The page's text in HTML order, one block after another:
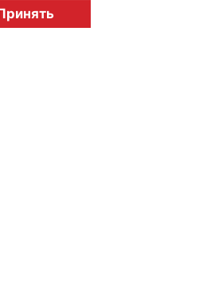
2009-2026 12+